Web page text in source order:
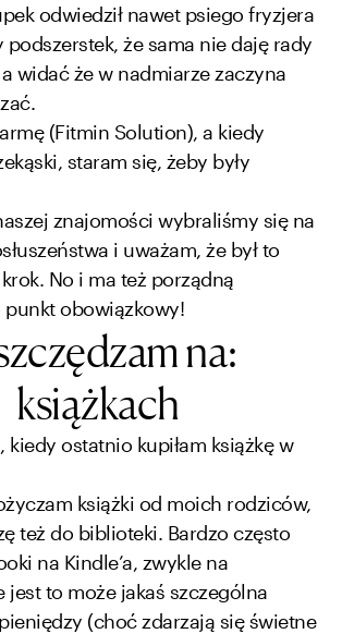
odwiedził nawet psiego fryzjera
podszerstek, że sama nie daję rady
widać że w nadmiarze zaczyna
(Fitmin Solution), a kiedy
staram się, żeby były
znajomości wybraliśmy się na
i uważam, że był to
No i ma też porządną
punkt obowiązkowy!
czędzam na:
książkach
kiedy ostatnio kupiłam książkę w
książki od moich rodziców,
też do biblioteki. Bardzo często
na Kindle’a, zwykle na
jest to może jakaś szczególna
(choć zdarzają się świetne